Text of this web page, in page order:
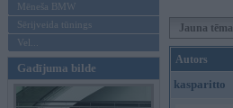
Mēneša BMW
Sērijveida tūnings
Vel...
Gadījuma bilde
Jauna tēma
Autors
kasparitto